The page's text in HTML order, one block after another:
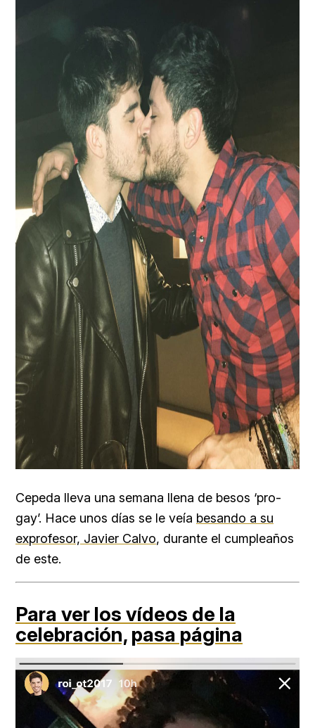
Cepeda lleva una semana llena de besos ‘pro-
gay’. Hace unos días se le veía besando a su
exprofesor, Javier Calvo, durante el cumpleaños
de este.
Para ver los vídeos de la
celebración, pasa página